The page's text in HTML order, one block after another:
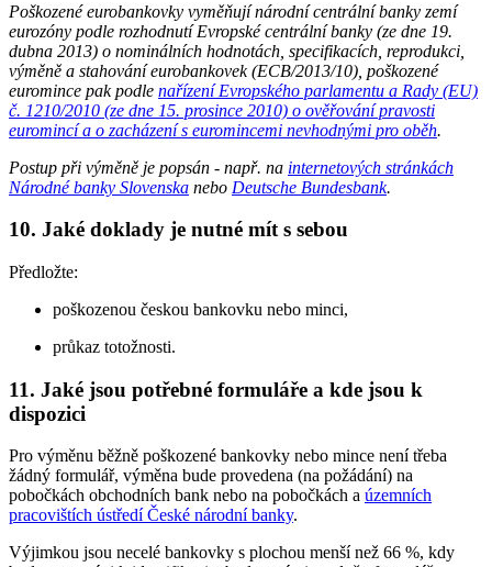
Poškozené eurobankovky vyměňují národní centrální banky zemí
eurozóny podle rozhodnutí Evropské centrální banky (ze dne 19.
dubna 2013) o nominálních hodnotách, specifikacích, reprodukci,
výměně a stahování eurobankovek (ECB/2013/10), poškozené
euromince pak podle nařízení Evropského parlamentu a Rady (EU)
č. 1210/2010 (ze dne 15. prosince 2010) o ověřování pravosti
euromincí a o zacházení s euromincemi nevhodnými pro oběh.
Postup při výměně je popsán - např. na internetových stránkách
Národné banky Slovenska nebo Deutsche Bundesbank.
10. Jaké doklady je nutné mít s sebou
Předložte:
poškozenou českou bankovku nebo minci,
průkaz totožnosti.
11. Jaké jsou potřebné formuláře a kde jsou k
dispozici
Pro výměnu běžně poškozené bankovky nebo mince není třeba
žádný formulář, výměna bude provedena (na požádání) na
pobočkách obchodních bank nebo na pobočkách a územních
pracovištích ústředí České národní banky.
Výjimkou jsou necelé bankovky s plochou menší než 66 %, kdy